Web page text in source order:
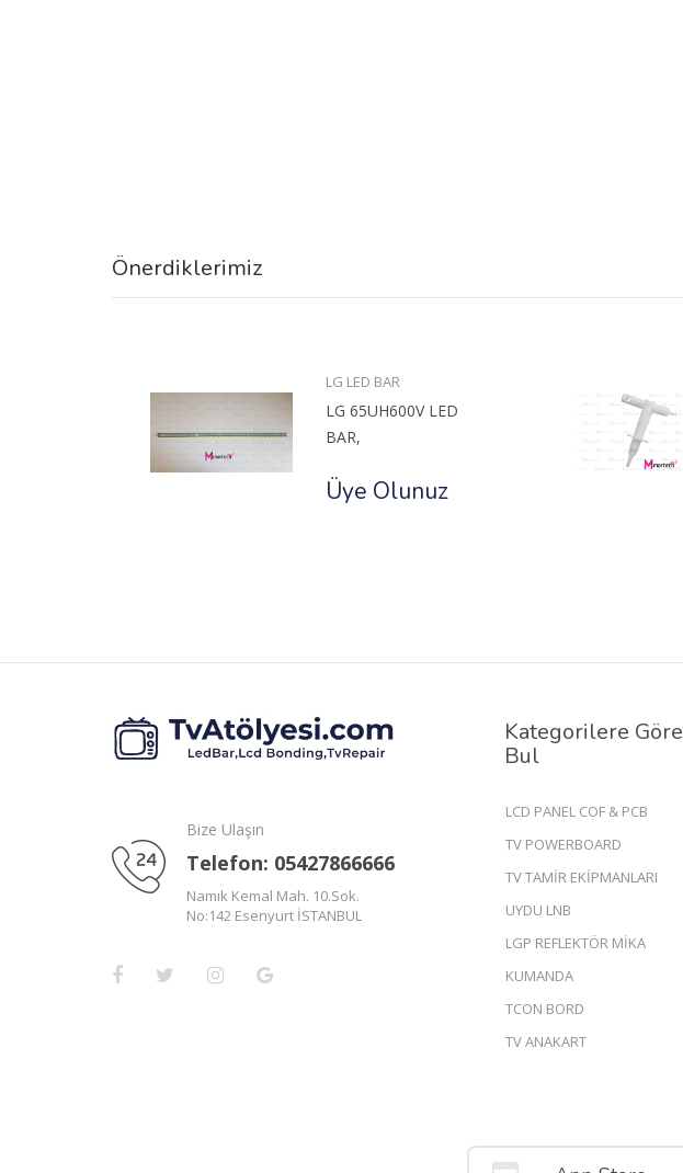
Önerdiklerimiz
LG LED BAR
LG 65UH600V LED
BAR,
Üye Olunuz
Bize Ulaşın
Telefon: 05427866666
Namık Kemal Mah. 10.Sok.
No:142 Esenyurt İSTANBUL
Kategorilere Göre
Bul
LCD PANEL COF & PCB
TV POWERBOARD
TV TAMİR EKİPMANLARI
UYDU LNB
LGP REFLEKTÖR MİKA
KUMANDA
TCON BORD
TV ANAKART